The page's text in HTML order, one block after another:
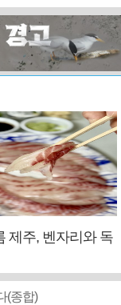
제주, 벤자리와 독
(종합)